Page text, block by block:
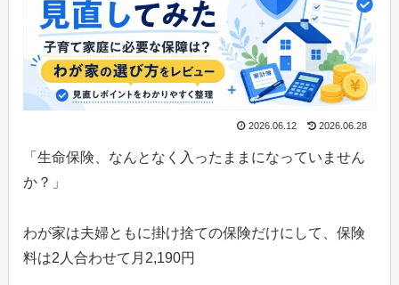
2026.06.12 2026.06.28
「生命保険、なんとなく入ったままになっていません
か？」
わが家は夫婦ともに掛け捨ての保険だけにして、保険
料は2人合わせて月2,190円